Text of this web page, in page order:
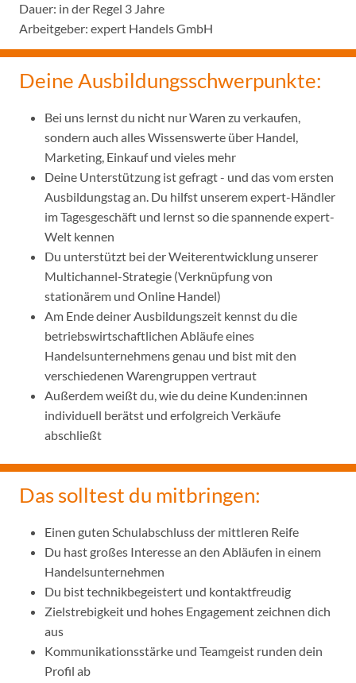
Dauer: in der Regel 3 Jahre
Arbeitgeber: expert Handels GmbH
Deine Ausbildungsschwerpunkte:
Bei uns lernst du nicht nur Waren zu verkaufen,
sondern auch alles Wissenswerte über Handel,
Marketing, Einkauf und vieles mehr
Deine Unterstützung ist gefragt - und das vom ersten
Ausbildungstag an. Du hilfst unserem expert-Händler
im Tagesgeschäft und lernst so die spannende expert-
Welt kennen
Du unterstützt bei der Weiterentwicklung unserer
Multichannel-Strategie (Verknüpfung von
stationärem und Online Handel)
Am Ende deiner Ausbildungszeit kennst du die
betriebswirtschaftlichen Abläufe eines
Handelsunternehmens genau und bist mit den
verschiedenen Warengruppen vertraut
Außerdem weißt du, wie du deine Kunden:innen
individuell berätst und erfolgreich Verkäufe
abschließt
Das solltest du mitbringen:
Einen guten Schulabschluss der mittleren Reife
Du hast großes Interesse an den Abläufen in einem
Handelsunternehmen
Du bist technikbegeistert und kontaktfreudig
Zielstrebigkeit und hohes Engagement zeichnen dich
aus
Kommunikationsstärke und Teamgeist runden dein
Profil ab